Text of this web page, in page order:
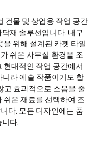
건물 및 상업용 작업 공간
재 솔루션입니다. 내구
위해 설계된 카펫 타일
쉬운 사무실 환경을 조
현대적인 작업 공간에서
니라 예술 작품이기도 합
고 효과적으로 소음을 줄
쉬운 재료를 선택하여 조
다. 모든 디자인에는 품
다.